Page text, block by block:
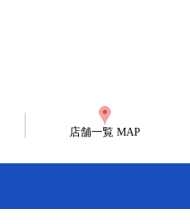
店舗一覧 MAP